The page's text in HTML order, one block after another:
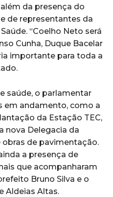
da presença do
de representantes da
“Coelho Neto será
Cunha, Duque Bacelar
importante para toda a
saúde, o parlamentar
em andamento, como a
da Estação TEC,
nova Delegacia da
obras de pavimentação.
a presença de
que acompanharam
Bruno Silva e o
Aldeias Altas.